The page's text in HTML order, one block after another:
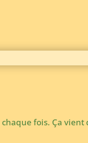
chaque fois. Ça